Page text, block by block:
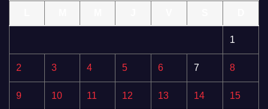
1
2 3 4 5 6 7 8
9 10 11 12 13 14 15